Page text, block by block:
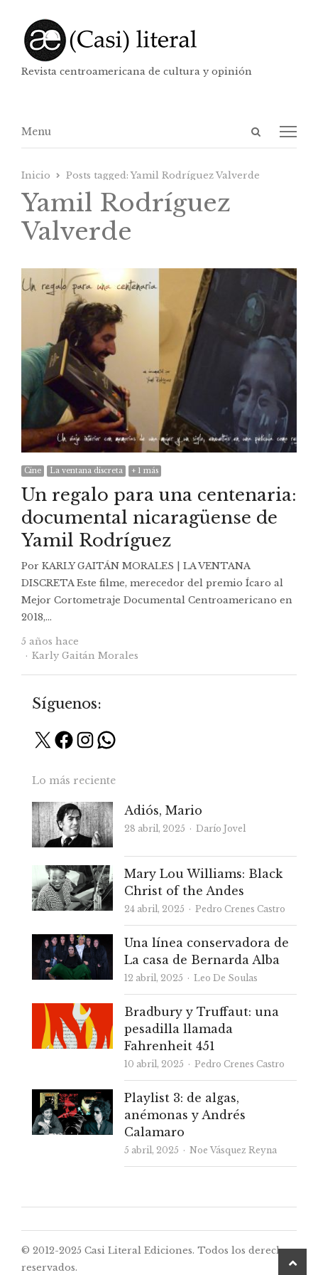
Revista centroamericana de cultura y opinión
Abrir
Menú
Menu
Inicio Posts tagged:Yamil Rodríguez Valverde
Yamil Rodríguez
Valverde
Cine La ventana discreta + 1 más
Un regalo para una centenaria:
documental nicaragüense de
Yamil Rodríguez
Por KARLY GAITÁN MORALES | LA VENTANA
DISCRETA Este filme, merecedor del premio Ícaro al
Mejor Cortometraje Documental Centroamericano en
2018,…
5 años hace
Autor
Karly Gaitán Morales
Síguenos:
X Facebook
Instagram
WhatsApp
Lo más reciente
Adiós, Mario
28 abril, 2025 Autor
Darío Jovel
Mary Lou Williams: Black
Christ of the Andes
24 abril, 2025 Autor
Pedro Crenes Castro
Una línea conservadora de
La casa de Bernarda Alba
12 abril, 2025 Autor
Leo De Soulas
Bradbury y Truffaut: una
pesadilla llamada
Fahrenheit 451
10 abril, 2025 Autor
Pedro Crenes Castro
Playlist 3: de algas,
anémonas y Andrés
Calamaro
5 abril, 2025 Autor
Noe Vásquez Reyna
© 2012-2025 Casi Literal Ediciones. Todos los derechos
reservados.